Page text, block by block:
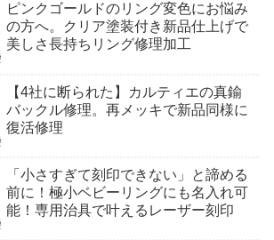
ピンクゴールドのリング変色にお悩み
の方へ。クリア塗装付き新品仕上げで
美しさ長持ちリング修理加工
【4社に断られた】カルティエの真鍮
バックル修理。再メッキで新品同様に
復活修理
「小さすぎて刻印できない」と諦める
前に！極小ベビーリングにも名入れ可
能！専用治具で叶えるレーザー刻印